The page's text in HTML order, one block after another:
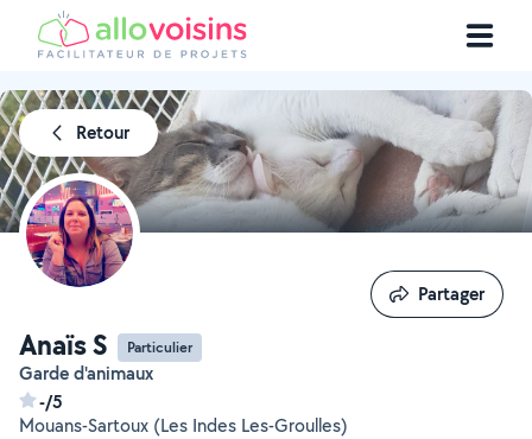
Retour
Anaïs S Particulier
Garde d'animaux
-/5
Mouans-Sartoux (Les Indes Les-Groulles)
Partager
Partager